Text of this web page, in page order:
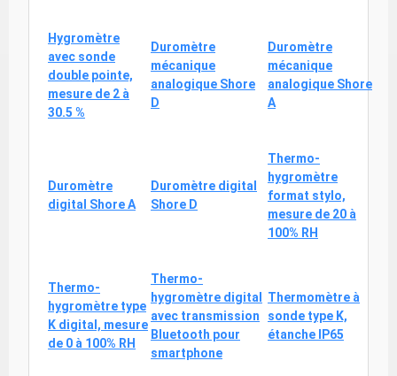
Hygromètre
avec sonde
double pointe,
mesure de 2 à
30.5 %
Duromètre
mécanique
analogique Shore
D
Duromètre
mécanique
analogique Shore
A
Duromètre
digital Shore A
Duromètre digital
Shore D
Thermo-
hygromètre
format stylo,
mesure de 20 à
100% RH
Thermo-
hygromètre type
K digital, mesure
de 0 à 100% RH
Thermo-
hygromètre digital
avec transmission
Bluetooth pour
smartphone
Thermomètre à
sonde type K,
étanche IP65